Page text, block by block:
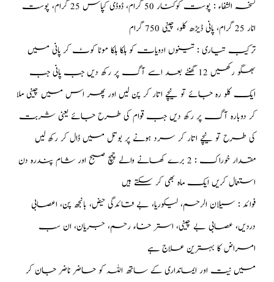
نسخہ الشفاء : پوست کوکنار 50 گرام، ڈوڈی کپاس 25 گرام، پوست
انار 25 گرام، پانی ڈیڑھ کلو، چینی 750 گرام
ترکیب تیاری : تینوں ادویات کو ہلکا ہلکا موٹا کوٹ کر پانی میں
بھگو رکھیں 12 گھنٹے بعد اسے آگ پر رکھ دیں جب پانی جب
ایک کلو رہ جائے تو نیچے اتار کر پن لیں اور پھر اس میں چینی ملا
کر دوبارہ آگ پر رکھ دیں جب قوام کی طرح جائے یعنی شربت
کی طرح تو نیچے اتار کر سرد ہونے پر بوتل میں ڈال کر رکھ لیں
مقدار خوراک : 2 برے کھانے والے چمچ صبح اور شام پندرہ دن
استعمال کریں ایک ماہ بھی کر سکتے ہیں
فوائد : سیلان الرحم، لیکوریا، بے قائدگی حیض، بانجھ پن، اعصابی
دردیں، عصابی بے چینی، استر خاء رحم، جریان، ان سب
امراض کا بہترین علاج ہے
میں نیت اور ایمانداری کے ساتھ اللہ کو حاضر ناضر جان کر